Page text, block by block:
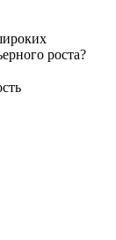
роста?